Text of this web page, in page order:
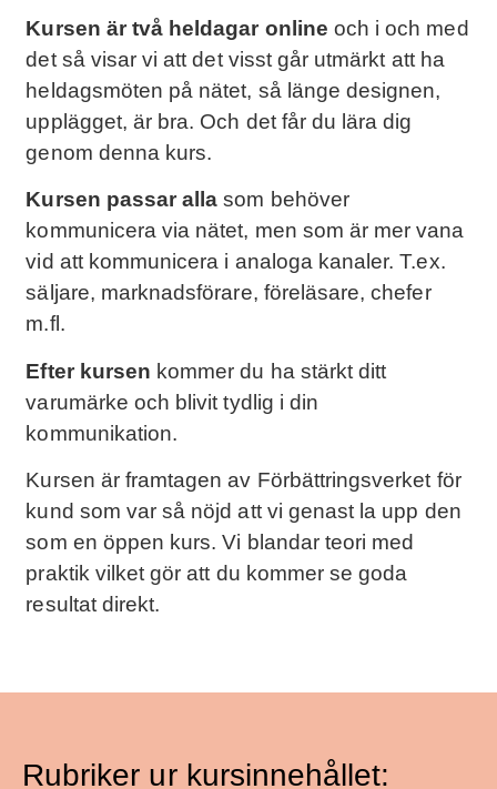
Kursen är två heldagar online och i och med
det så visar vi att det visst går utmärkt att ha
heldagsmöten på nätet, så länge designen,
upplägget, är bra. Och det får du lära dig
genom denna kurs.
Kursen passar alla som behöver
kommunicera via nätet, men som är mer vana
vid att kommunicera i analoga kanaler. T.ex.
säljare, marknadsförare, föreläsare, chefer
m.fl.
Efter kursen kommer du ha stärkt ditt
varumärke och blivit tydlig i din
kommunikation.
Kursen är framtagen av Förbättringsverket för
kund som var så nöjd att vi genast la upp den
som en öppen kurs. Vi blandar teori med
praktik vilket gör att du kommer se goda
resultat direkt.
Rubriker ur kursinnehållet: